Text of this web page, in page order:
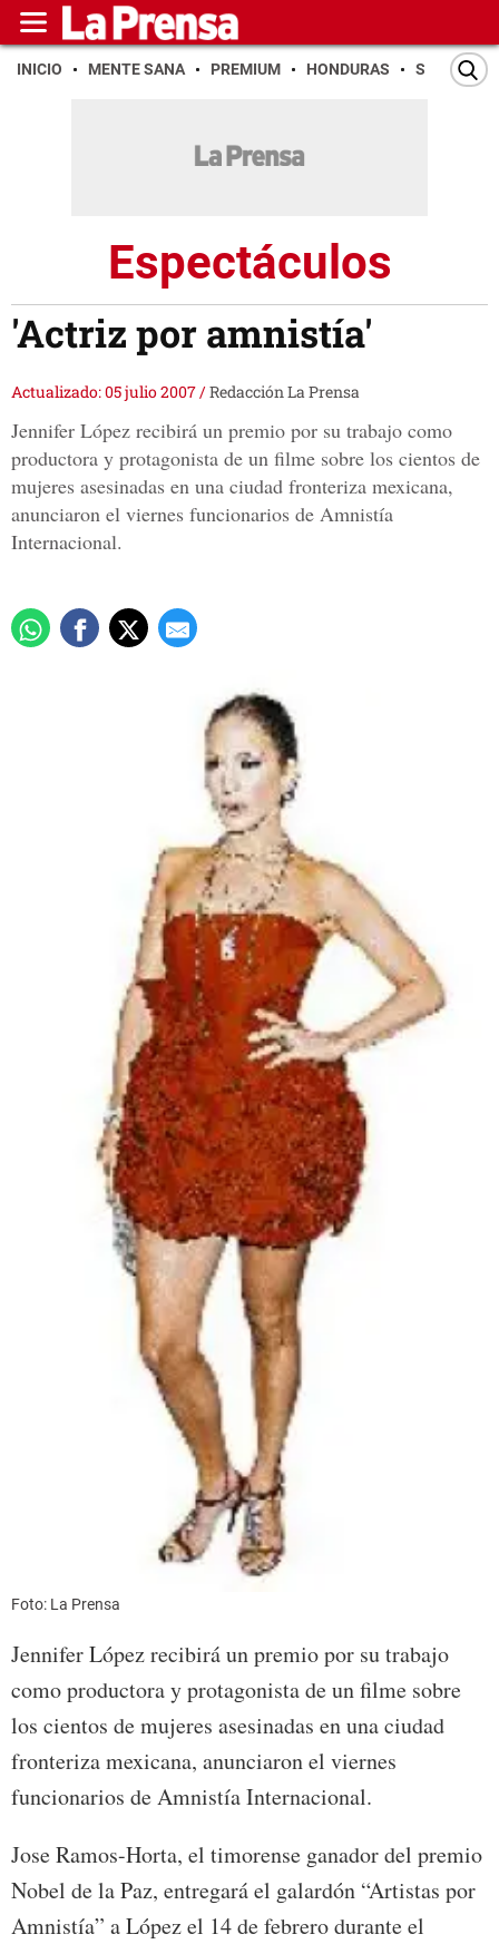
INICIO MENTE SANA PREMIUM HONDURAS SAN PEDRO
Espectáculos
'Actriz por amnistía'
Actualizado: 05 julio 2007/Redacción La Prensa
Jennifer López recibirá un premio por su trabajo como
productora y protagonista de un filme sobre los cientos de
mujeres asesinadas en una ciudad fronteriza mexicana,
anunciaron el viernes funcionarios de Amnistía
Internacional.
Foto: La Prensa
Jennifer López recibirá un premio por su trabajo
como productora y protagonista de un filme sobre
los cientos de mujeres asesinadas en una ciudad
fronteriza mexicana, anunciaron el viernes
funcionarios de Amnistía Internacional.
Jose Ramos-Horta, el timorense ganador del premio
Nobel de la Paz, entregará el galardón “Artistas por
Amnistía” a López el 14 de febrero durante el